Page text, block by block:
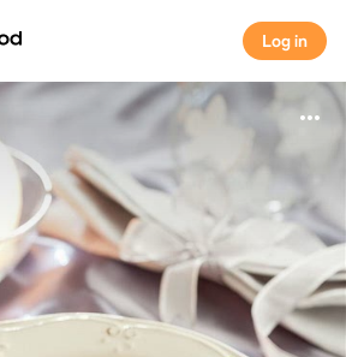
Log in
Log in